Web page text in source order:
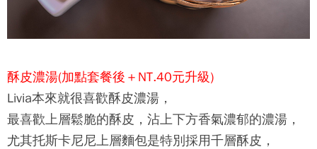
酥皮濃湯(加點套餐後＋NT.40元升級)
Livia本來就很喜歡酥皮濃湯，
最喜歡上層鬆脆的酥皮，沾上下方香氣濃郁的濃湯，
尤其托斯卡尼尼上層麵包是特別採用千層酥皮，